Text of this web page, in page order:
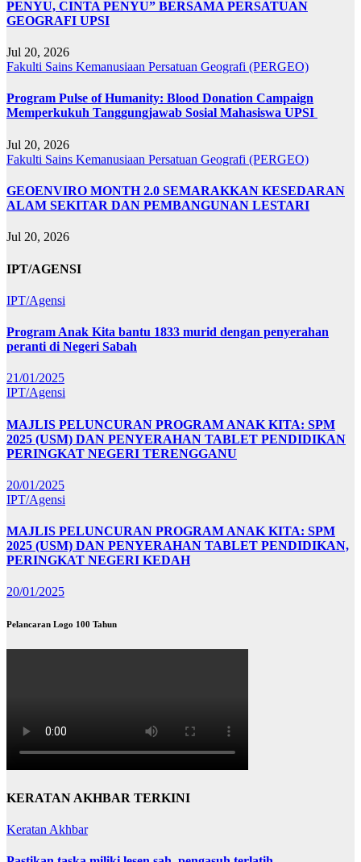
PENYU, CINTA PENYU” BERSAMA PERSATUAN
GEOGRAFI UPSI
Jul 20, 2026
Fakulti Sains Kemanusiaan Persatuan Geografi (PERGEO)
Program Pulse of Humanity: Blood Donation Campaign
Memperkukuh Tanggungjawab Sosial Mahasiswa UPSI
Jul 20, 2026
Fakulti Sains Kemanusiaan Persatuan Geografi (PERGEO)
GEOENVIRO MONTH 2.0 SEMARAKKAN KESEDARAN
ALAM SEKITAR DAN PEMBANGUNAN LESTARI
Jul 20, 2026
IPT/AGENSI
IPT/Agensi
Program Anak Kita bantu 1833 murid dengan penyerahan
peranti di Negeri Sabah
21/01/2025
IPT/Agensi
MAJLIS PELUNCURAN PROGRAM ANAK KITA: SPM
2025 (USM) DAN PENYERAHAN TABLET PENDIDIKAN
PERINGKAT NEGERI TERENGGANU
20/01/2025
IPT/Agensi
MAJLIS PELUNCURAN PROGRAM ANAK KITA: SPM
2025 (USM) DAN PENYERAHAN TABLET PENDIDIKAN,
PERINGKAT NEGERI KEDAH
20/01/2025
Pelancaran Logo 100 Tahun
KERATAN AKHBAR TERKINI
Keratan Akhbar